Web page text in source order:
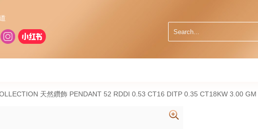
天然鑽飾 PENDANT 52 RDDI 0.53 CT16 DITP 0.35 CT18KW 3.00 GM